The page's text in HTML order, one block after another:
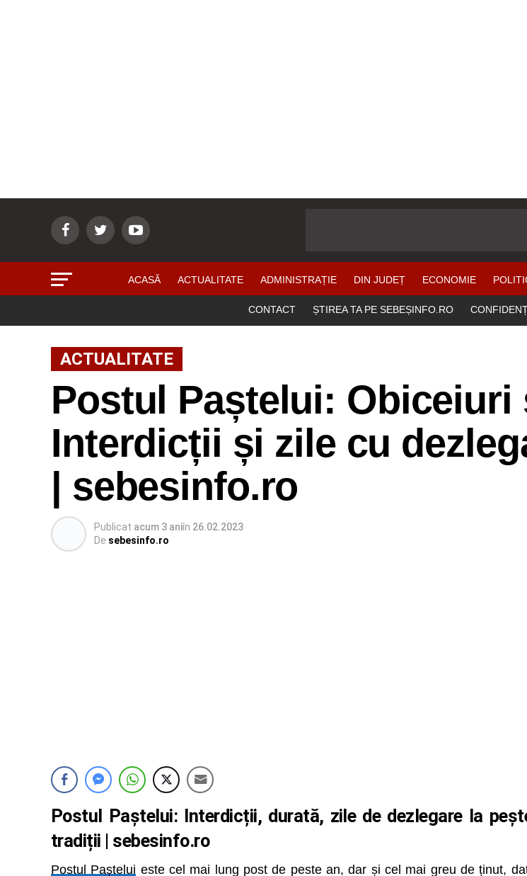
ACASĂ ACTUALITATE ADMINISTRAȚIE DIN JUDEȚ ECONOMIE
CONTACT ȘTIREA TA PE SEBEȘINFO.RO
ACTUALITATE
Postul Paștelui: Obiceiuri
Interdicții și zile cu
| sebesinfo.ro
Publicat acum 3 aniîn 26.02.2023
De sebesinfo.ro
Postul Paștelui: Interdicții, durată, zile de dezlegare la
tradiții | sebesinfo.ro
Postul Paștelui este cel mai lung post de peste an, dar și cel mai greu de ținut,